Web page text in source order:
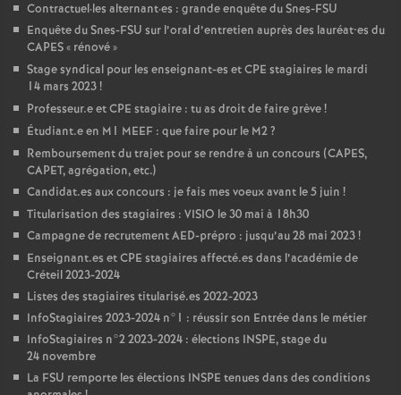
Contractuel·les alternant·es : grande enquête du Snes-FSU
Enquête du Snes-FSU sur l’oral d’entretien auprès des lauréat•es du
CAPES« rénové»
Stage syndical pour les enseignant-es etCPE stagiaires le mardi
14 mars 2023!
Professeur.e etCPE stagiaire : tu as droit de faire grève!
Étudiant.e en M1 MEEF : que faire pour le M2?
Remboursement du trajet pour se rendre à un concours (CAPES,
CAPET, agrégation, etc.)
Candidat.es aux concours : je fais mes voeux avant le 5 juin !
Titularisation des stagiaires : VISIO le 30 mai à 18h30
Campagne de recrutementAED-prépro : jusqu’au 28 mai 2023!
Enseignant.es etCPE stagiaires affecté.es dans l’académie de
Créteil 2023-2024
Listes des stagiaires titularisé.es 2022-2023
InfoStagiaires 2023-2024 n°1 : réussir son Entrée dans le métier
InfoStagiaires n°2 2023-2024 : élections INSPE, stage du
24 novembre
La FSU remporte les élections INSPE tenues dans des conditions